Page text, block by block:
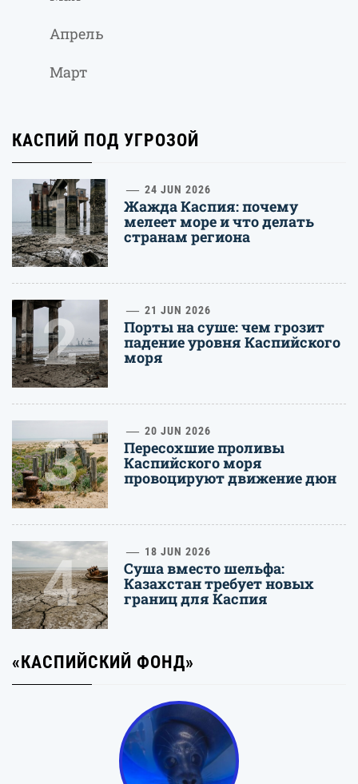
Апрель
Март
КАСПИЙ ПОД УГРОЗОЙ
1 24 JUN 2026
Жажда Каспия: почему
мелеет море и что делать
странам региона
2 21 JUN 2026
Порты на суше: чем грозит
падение уровня Каспийского
моря
3 20 JUN 2026
Пересохшие проливы
Каспийского моря
провоцируют движение дюн
4 18 JUN 2026
Суша вместо шельфа:
Казахстан требует новых
границ для Каспия
«КАСПИЙСКИЙ ФОНД»